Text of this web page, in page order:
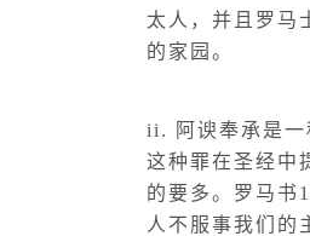
太人，并且罗马
的家园。
ii.
阿谀奉承是
这种罪在圣经中
的要多。罗马书
人不服事我们的